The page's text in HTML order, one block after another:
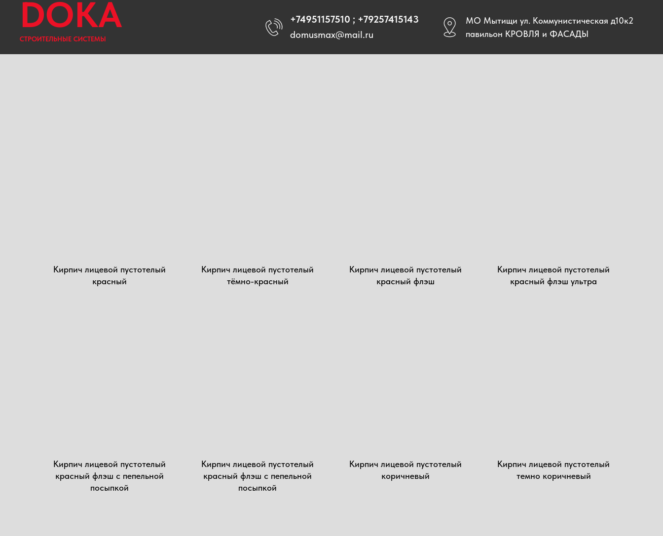
DOKA
СТРОИТЕЛЬНЫЕ СИСТЕМЫ
+74951157510 ; +79257415143
domusmax@mail.ru
МО Мытищи ул. Коммунистическая д10к2
павильон КРОВЛЯ и ФАСАДЫ
Кирпич лицевой пустотелый
красный
Кирпич лицевой пустотелый
тёмно-красный
Кирпич лицевой пустотелый
красный флэш
Кирпич лицевой пустотелый
красный флэш ультра
Кирпич лицевой пустотелый
красный флэш с пепельной
посыпкой
Кирпич лицевой пустотелый
красный флэш с пепельной
посыпкой
Кирпич лицевой пустотелый
коричневый
Кирпич лицевой пустотелый
темно коричневый